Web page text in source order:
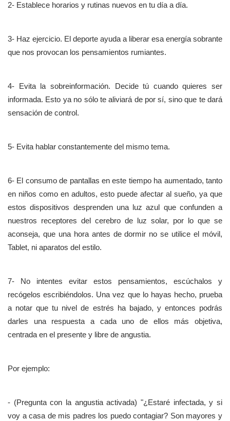
2- Establece horarios y rutinas nuevos en tu día a día.
3- Haz ejercicio. El deporte ayuda a liberar esa energía sobrante
que nos provocan los pensamientos rumiantes.
4- Evita la sobreinformación. Decide tú cuando quieres ser
informada. Esto ya no sólo te aliviará de por sí, sino que te dará
sensación de control.
5- Evita hablar constantemente del mismo tema.
6- El consumo de pantallas en este tiempo ha aumentado, tanto
en niños como en adultos, esto puede afectar al sueño, ya que
estos dispositivos desprenden una luz azul que confunden a
nuestros receptores del cerebro de luz solar, por lo que se
aconseja, que una hora antes de dormir no se utilice el móvil,
Tablet, ni aparatos del estilo.
7- No intentes evitar estos pensamientos, escúchalos y
recógelos escribiéndolos. Una vez que lo hayas hecho, prueba
a notar que tu nivel de estrés ha bajado, y entonces podrás
darles una respuesta a cada uno de ellos más objetiva,
centrada en el presente y libre de angustia.
Por ejemplo:
- (Pregunta con la angustia activada) "¿Estaré infectada, y si
voy a casa de mis padres los puedo contagiar? Son mayores y